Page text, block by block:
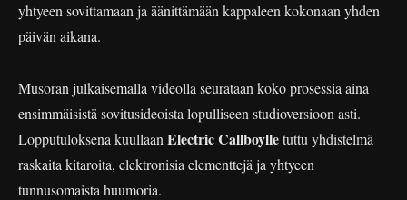
yhtyeen sovittamaan ja äänittämään kappaleen kokonaan yhden
päivän aikana.
Musoran julkaisemalla videolla seurataan koko prosessia aina
ensimmäisistä sovitusideoista lopulliseen studioversioon asti.
Lopputuloksena kuullaan Electric Callboylletuttu yhdistelmä
raskaita kitaroita, elektronisia elementtejä ja yhtyeen
tunnusomaista huumoria.